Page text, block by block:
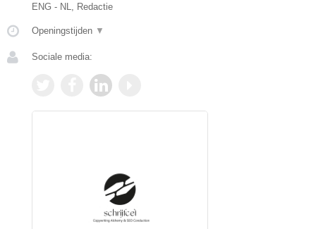
ENG - NL, Redactie
Openingstijden ▼
Sociale media: